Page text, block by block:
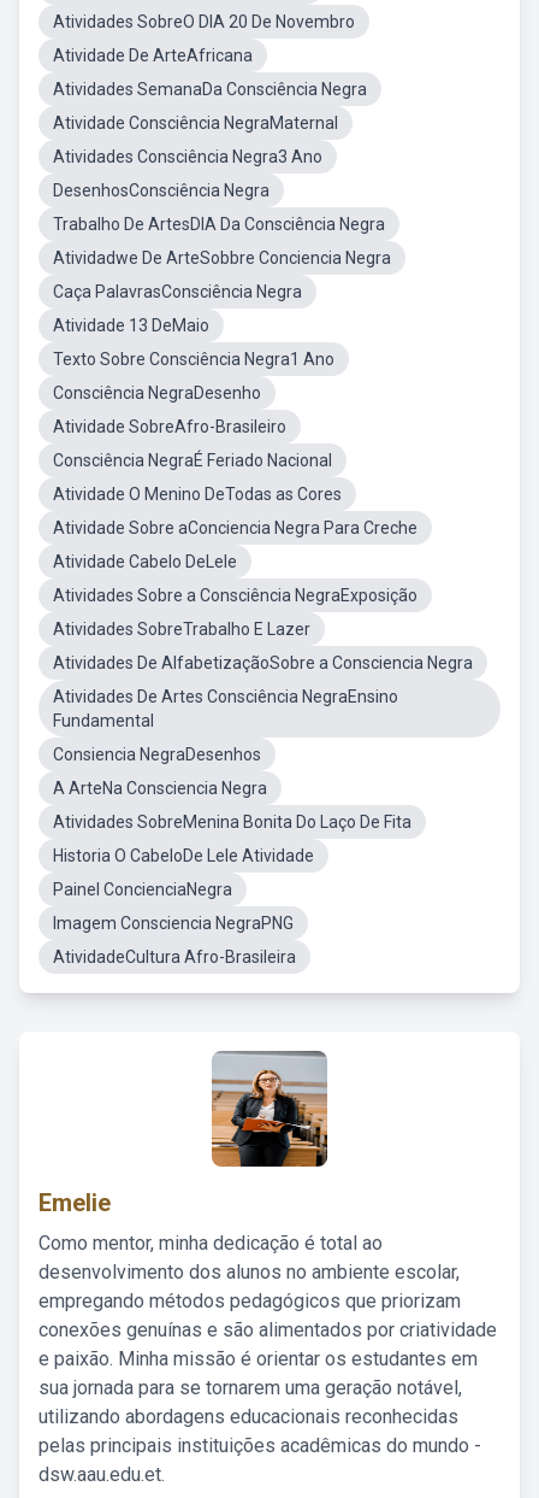
Atividades SobreO DIA 20 De Novembro
Atividade De ArteAfricana
Atividades SemanaDa Consciência Negra
Atividade Consciência NegraMaternal
Atividades Consciência Negra3 Ano
DesenhosConsciência Negra
Trabalho De ArtesDIA Da Consciência Negra
Atividadwe De ArteSobbre Conciencia Negra
Caça PalavrasConsciência Negra
Atividade 13 DeMaio
Texto Sobre Consciência Negra1 Ano
Consciência NegraDesenho
Atividade SobreAfro-Brasileiro
Consciência NegraÉ Feriado Nacional
Atividade O Menino DeTodas as Cores
Atividade Sobre aConciencia Negra Para Creche
Atividade Cabelo DeLele
Atividades Sobre a Consciência NegraExposição
Atividades SobreTrabalho E Lazer
Atividades De AlfabetizaçãoSobre a Consciencia Negra
Atividades De Artes Consciência NegraEnsino
Fundamental
Consiencia NegraDesenhos
A ArteNa Consciencia Negra
Atividades SobreMenina Bonita Do Laço De Fita
Historia O CabeloDe Lele Atividade
Painel ConcienciaNegra
Imagem Consciencia NegraPNG
AtividadeCultura Afro-Brasileira
Emelie
Como mentor, minha dedicação é total ao
desenvolvimento dos alunos no ambiente escolar,
empregando métodos pedagógicos que priorizam
conexões genuínas e são alimentados por criatividade
e paixão. Minha missão é orientar os estudantes em
sua jornada para se tornarem uma geração notável,
utilizando abordagens educacionais reconhecidas
pelas principais instituições acadêmicas do mundo -
dsw.aau.edu.et.